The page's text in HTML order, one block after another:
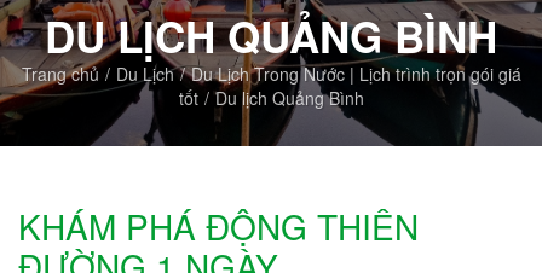
DU LỊCH QUẢNG BÌNH
Trang chủ Du Lịch
Du Lịch Trong Nước | Lịch trình trọn gói giá
tốt
Du lịch Quảng Bình
KHÁM PHÁ ĐỘNG THIÊN